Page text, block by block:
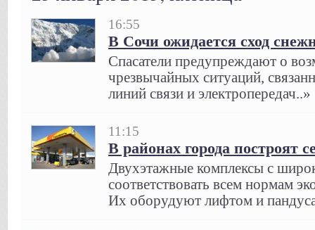
16:55
В Сочи ожидается сход
Спасатели предупреждают о
чрезвычайных ситуаций,
линий связи и электропередач..»
11:15
В районах города построят
Двухэтажные комплексы с
соответствовать всем нормам
Их оборудуют лифтом и